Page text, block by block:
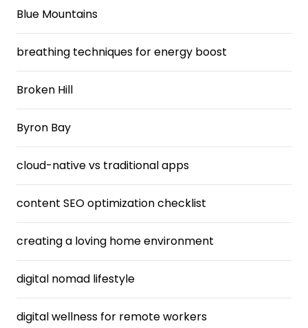
Blue Mountains
breathing techniques for energy boost
Broken Hill
Byron Bay
cloud-native vs traditional apps
content SEO optimization checklist
creating a loving home environment
digital nomad lifestyle
digital wellness for remote workers